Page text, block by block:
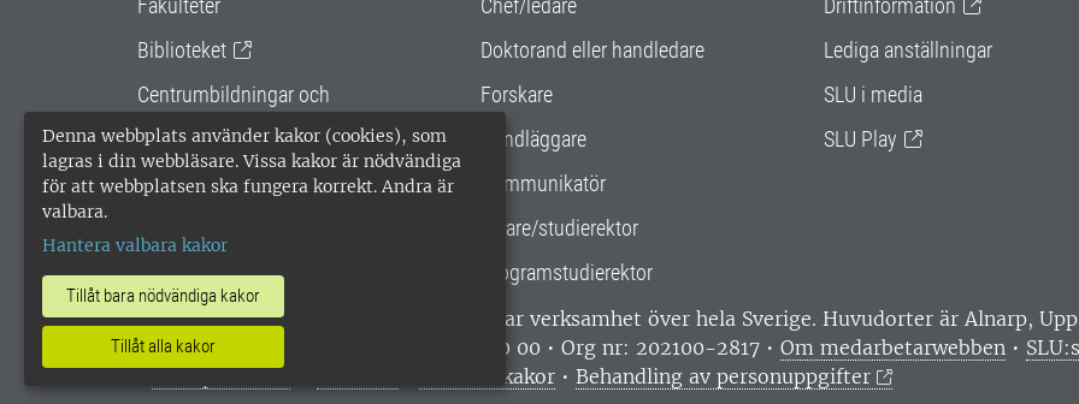
Denna webbplats använder kakor (cookies), som
lagras i din webbläsare. Vissa kakor är nödvändiga
för att webbplatsen ska fungera korrekt. Andra är
valbara.
Hantera valbara kakor
Tillåt bara nödvändiga kakor
Tillåt alla kakor
Fakulteter
Biblioteket
Centrumbildningar och
samarbetsprojekt
Gemensamma verksamhetsstödet
Chef/ledare
Doktorand eller handledare
Forskare
Handläggare
Kommunikatör
Lärare/studierektor
Programstudierektor
Driftinformation
Lediga anställningar
SLU i media
SLU Play
SLU, Sveriges lantbruksuniversitet, har verksamhet över hela Sverige. Huvudorter är Alnarp,
enligt ISO 14001. •
Telefon: 018-67 10 00 • Org nr: 202100-2817 • Om medarbetarwebben •
webbplatser
Hantera kakor •Behandling av personuppgifter